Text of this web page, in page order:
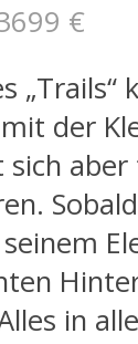
€
„Trails“
der
sich
in